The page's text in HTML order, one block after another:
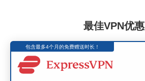
最佳VPN优惠
包含最多4个月的免费赠送时长！